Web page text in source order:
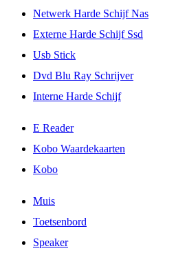
Netwerk Harde Schijf Nas
Externe Harde Schijf Ssd
Usb Stick
Dvd Blu Ray Schrijver
Interne Harde Schijf
E Reader
Kobo Waardekaarten
Kobo
Muis
Toetsenbord
Speaker